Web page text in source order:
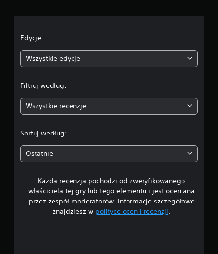
:
2
7
1
/
5
Edycje:
Wszystkie edycje
Filtruj według:
Wszystkie recenzje
Sortuj według:
Ostatnie
Każda recenzja pochodzi od zweryfikowanego
właściciela tej gry lub tego elementu i jest oceniana
przez zespół moderatorów. Informacje szczegółowe
znajdziesz w polityce ocen i recenzji.